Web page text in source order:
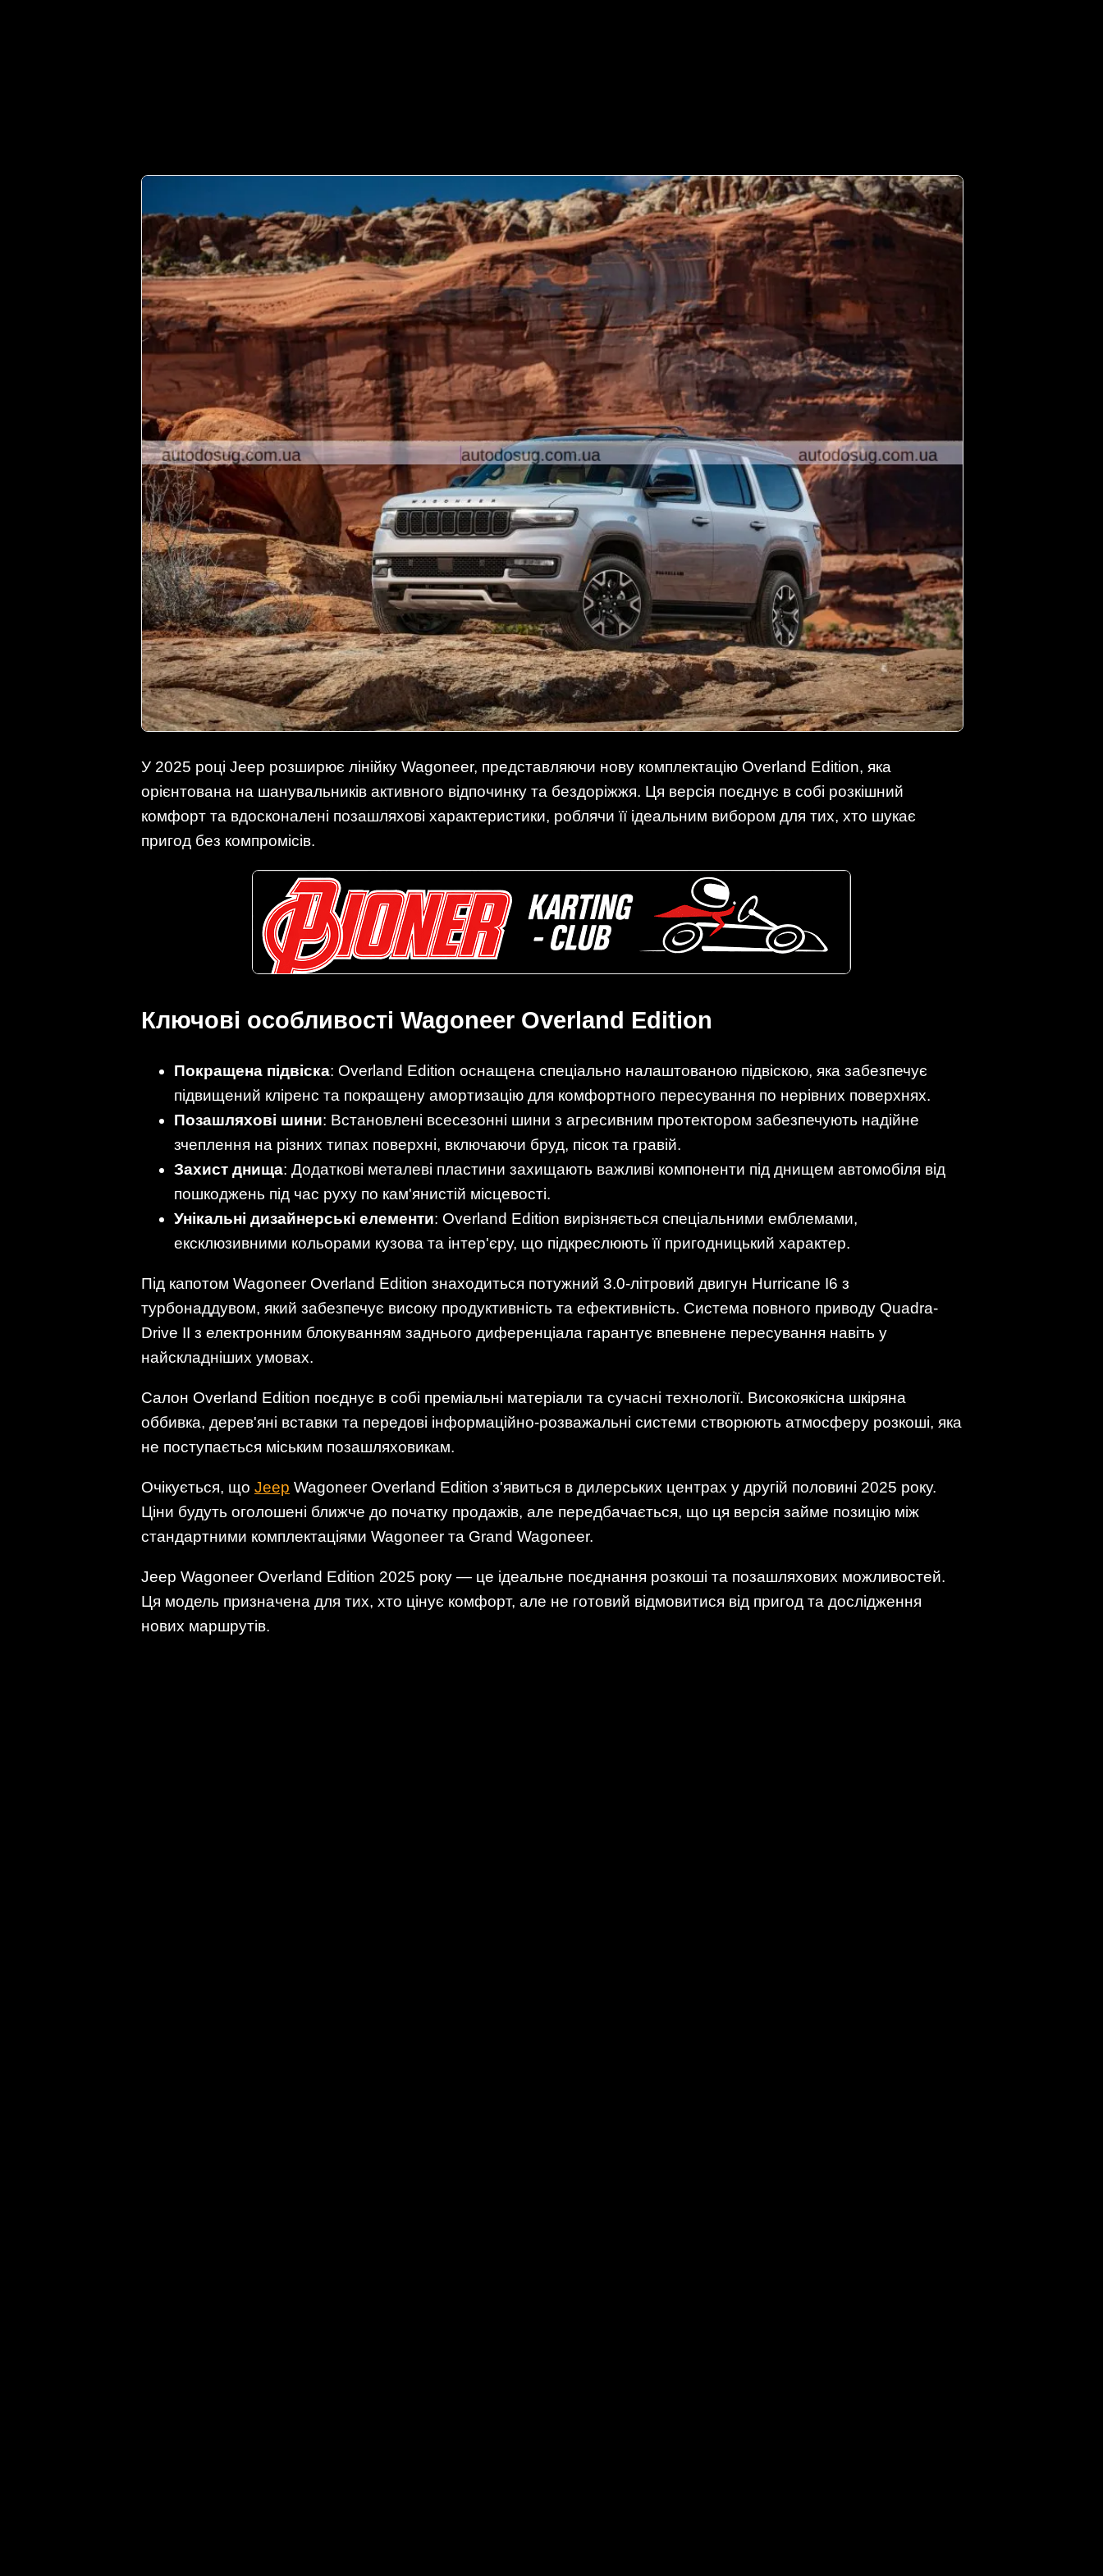
У 2025 році Jeep розширює лінійку Wagoneer, представляючи нову комплектацію Overland Edition, яка
орієнтована на шанувальників активного відпочинку та бездоріжжя. Ця версія поєднує в собі розкішний
комфорт та вдосконалені позашляхові характеристики, роблячи її ідеальним вибором для тих, хто шукає
пригод без компромісів.
Ключові особливості Wagoneer Overland Edition
Покращена підвіска: Overland Edition оснащена спеціально налаштованою підвіскою, яка забезпечує
підвищений кліренс та покращену амортизацію для комфортного пересування по нерівних поверхнях.
Позашляхові шини: Встановлені всесезонні шини з агресивним протектором забезпечують надійне
зчеплення на різних типах поверхні, включаючи бруд, пісок та гравій.
Захист днища: Додаткові металеві пластини захищають важливі компоненти під днищем автомобіля від
пошкоджень під час руху по кам'янистій місцевості.
Унікальні дизайнерські елементи: Overland Edition вирізняється спеціальними емблемами,
ексклюзивними кольорами кузова та інтер'єру, що підкреслюють її пригодницький характер.
Під капотом Wagoneer Overland Edition знаходиться потужний 3.0-літровий двигун Hurricane I6 з
турбонаддувом, який забезпечує високу продуктивність та ефективність. Система повного приводу Quadra-
Drive II з електронним блокуванням заднього диференціала гарантує впевнене пересування навіть у
найскладніших умовах.
Салон Overland Edition поєднує в собі преміальні матеріали та сучасні технології. Високоякісна шкіряна
оббивка, дерев'яні вставки та передові інформаційно-розважальні системи створюють атмосферу розкоші, яка
не поступається міським позашляховикам.
Очікується, що Jeep Wagoneer Overland Edition з'явиться в дилерських центрах у другій половині 2025 року.
Ціни будуть оголошені ближче до початку продажів, але передбачається, що ця версія займе позицію між
стандартними комплектаціями Wagoneer та Grand Wagoneer.
Jeep Wagoneer Overland Edition 2025 року — це ідеальне поєднання розкоші та позашляхових можливостей.
Ця модель призначена для тих, хто цінує комфорт, але не готовий відмовитися від пригод та дослідження
нових маршрутів.